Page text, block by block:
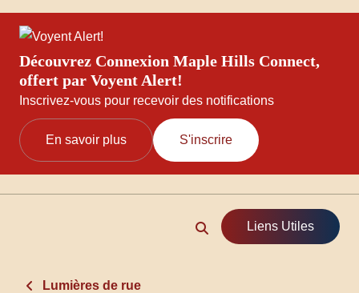
Découvrez Connexion Maple Hills Connect,
offert par Voyent Alert!
Inscrivez-vous pour recevoir des notifications
En savoir plus S'inscrire
Liens Utiles
Lumières de rue